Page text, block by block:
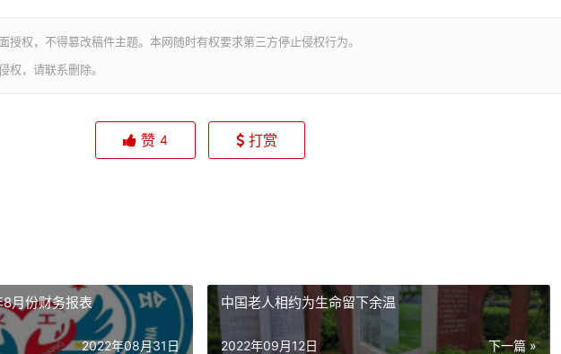
授权，不得篡改稿件主题。本网随时有权要求第三方停止侵权行为。
权，请联系删除。
赞 4 打赏
月份财务报表
2022年08月31日
中国老人相约为生命留下余温
下一篇 »
2022年09月12日